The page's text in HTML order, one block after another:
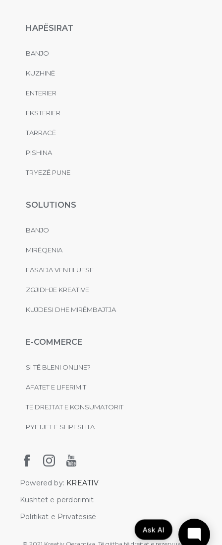
HAPËSIRAT
BANJO
KUZHINË
ENTERIER
EKSTERIER
TARRACË
PISHINA
TRYEZË PUNE
SOLUTIONS
BANJO
MIRËQENIA
FASADA VENTILUESE
ZGJIDHJE KREATIVE
KUJDESI DHE MIRËMBAJTJA
E-COMMERCE
SI TË BLENI ONLINE?
AFATET E LIFERIMIT
TË DREJTAT E KONSUMATORIT
PYETJET E SHPESHTA
Powered by: KREATIV
Kushtet e përdorimit
Politikat e Privatësisë
Ask AI